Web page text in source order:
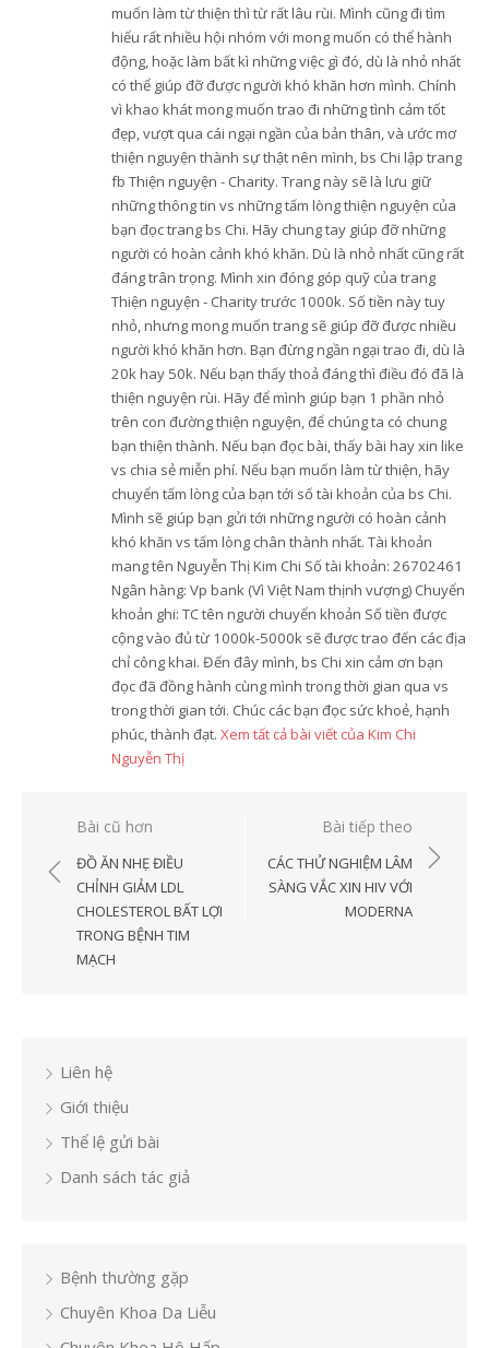
muốn làm từ thiện thì từ rất lâu rùi. Mình cũng đi tìm
hiểu rất nhiều hội nhóm với mong muốn có thể hành
động, hoặc làm bất kì những việc gì đó, dù là nhỏ nhất
có thể giúp đỡ được người khó khăn hơn mình. Chính
vì khao khát mong muốn trao đi những tình cảm tốt
đẹp, vượt qua cái ngại ngần của bản thân, và ước mơ
thiện nguyện thành sự thật nên mình, bs Chi lập trang
fb Thiện nguyện - Charity. Trang này sẽ là lưu giữ
những thông tin vs những tấm lòng thiện nguyện của
bạn đọc trang bs Chi. Hãy chung tay giúp đỡ những
người có hoàn cảnh khó khăn. Dù là nhỏ nhất cũng rất
đáng trân trọng. Mình xin đóng góp quỹ của trang
Thiện nguyện - Charity trước 1000k. Số tiền này tuy
nhỏ, nhưng mong muốn trang sẽ giúp đỡ được nhiều
người khó khăn hơn. Bạn đừng ngần ngại trao đi, dù là
20k hay 50k. Nếu bạn thấy thoả đáng thì điều đó đã là
thiện nguyện rùi. Hãy để mình giúp bạn 1 phần nhỏ
trên con đường thiện nguyện, để chúng ta có chung
bạn thiện thành. Nếu bạn đọc bài, thấy bài hay xin like
vs chia sẻ miễn phí. Nếu bạn muốn làm từ thiện, hãy
chuyển tấm lòng của bạn tới số tài khoản của bs Chi.
Mình sẽ giúp bạn gửi tới những người có hoàn cảnh
khó khăn vs tấm lòng chân thành nhất. Tài khoản
mang tên Nguyễn Thị Kim Chi Số tài khoản: 26702461
Ngân hàng: Vp bank (Vì Việt Nam thịnh vượng) Chuyển
khoản ghi: TC tên người chuyển khoản Số tiền được
cộng vào đủ từ 1000k-5000k sẽ được trao đến các địa
chỉ công khai. Đến đây mình, bs Chi xin cảm ơn bạn
đọc đã đồng hành cùng mình trong thời gian qua vs
trong thời gian tới. Chúc các bạn đọc sức khoẻ, hạnh
phúc, thành đạt. Xem tất cả bài viết của Kim Chi
Nguyễn Thị
Điều
hướng
bài
viết
Bài cũ hơn
ĐỒ ĂN NHẸ ĐIỀU
CHỈNH GIẢM LDL
CHOLESTEROL BẤT LỢI
TRONG BỆNH TIM
MẠCH
Bài tiếp theo
CÁC THỬ NGHIỆM LÂM
SÀNG VẮC XIN HIV VỚI
MODERNA
Liên hệ
Giới thiệu
Thể lệ gửi bài
Danh sách tác giả
Bệnh thường gặp
Chuyên Khoa Da Liễu